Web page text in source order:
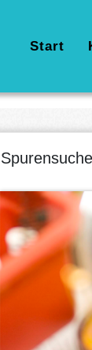
Start
Spurensuche